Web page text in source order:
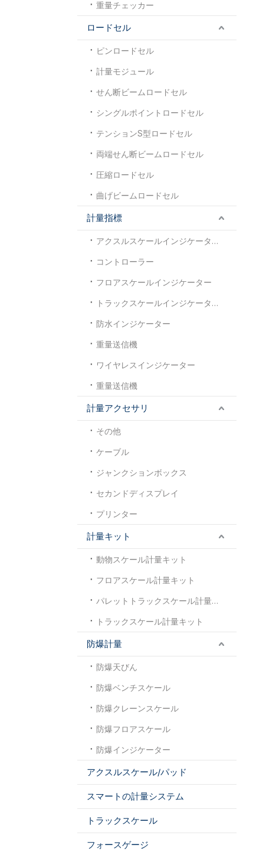
重量チェッカー
ロードセル
ピンロードセル
計量モジュール
せん断ビームロードセル
シングルポイントロードセル
テンションS型ロードセル
両端せん断ビームロードセル
圧縮ロードセル
曲げビームロードセル
計量指標
アクスルスケールインジケーター
コントローラー
フロアスケールインジケーター
トラックスケールインジケーター
防水インジケーター
重量送信機
ワイヤレスインジケーター
重量送信機
計量アクセサリ
その他
ケーブル
ジャンクションボックス
セカンドディスプレイ
プリンター
計量キット
動物スケール計量キット
フロアスケール計量キット
パレットトラックスケール計量キット
トラックスケール計量キット
防爆計量
防爆天びん
防爆ベンチスケール
防爆クレーンスケール
防爆フロアスケール
防爆インジケーター
アクスルスケール/パッド
スマートの計量システム
トラックスケール
フォースゲージ